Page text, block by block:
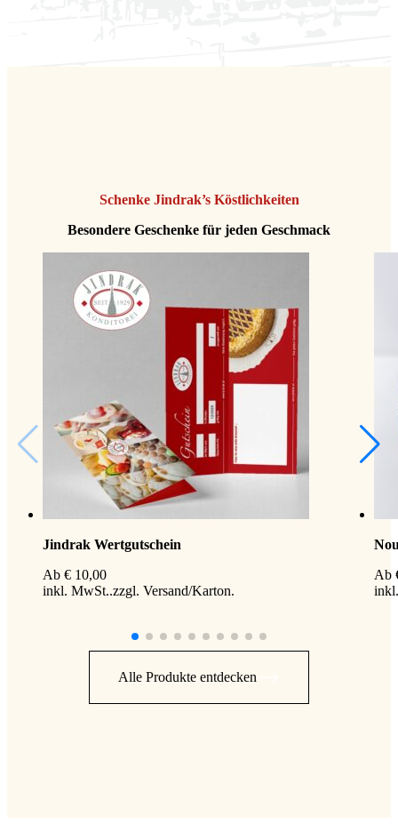
Schenke Jindrak’s Köstlichkeiten
Besondere Geschenke für jeden Geschmack
Jindrak Wertgutschein
Ab € 10,00
inkl. MwSt. zzgl. Versand
Ab
Alle Produkte entdecken